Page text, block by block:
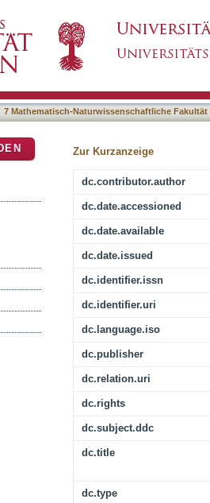
camel
7 Mathematisch-Naturwissenschaftliche Fakultät
Zur Kurzanzeige
dc.contributor.author
dc.date.accessioned
dc.date.available
dc.date.issued
dc.identifier.issn
dc.identifier.uri
dc.language.iso
dc.publisher
dc.relation.uri
dc.rights
dc.subject.ddc
dc.title
dc.type